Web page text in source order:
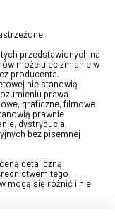
przedstawionych na
może ulec zmianie w
producenta.
nie stanowią
prawa
graficzne, filmowe
prawnie
dystrybucja,
bez pisemnej
detaliczną
tego
mogą się różnić i nie